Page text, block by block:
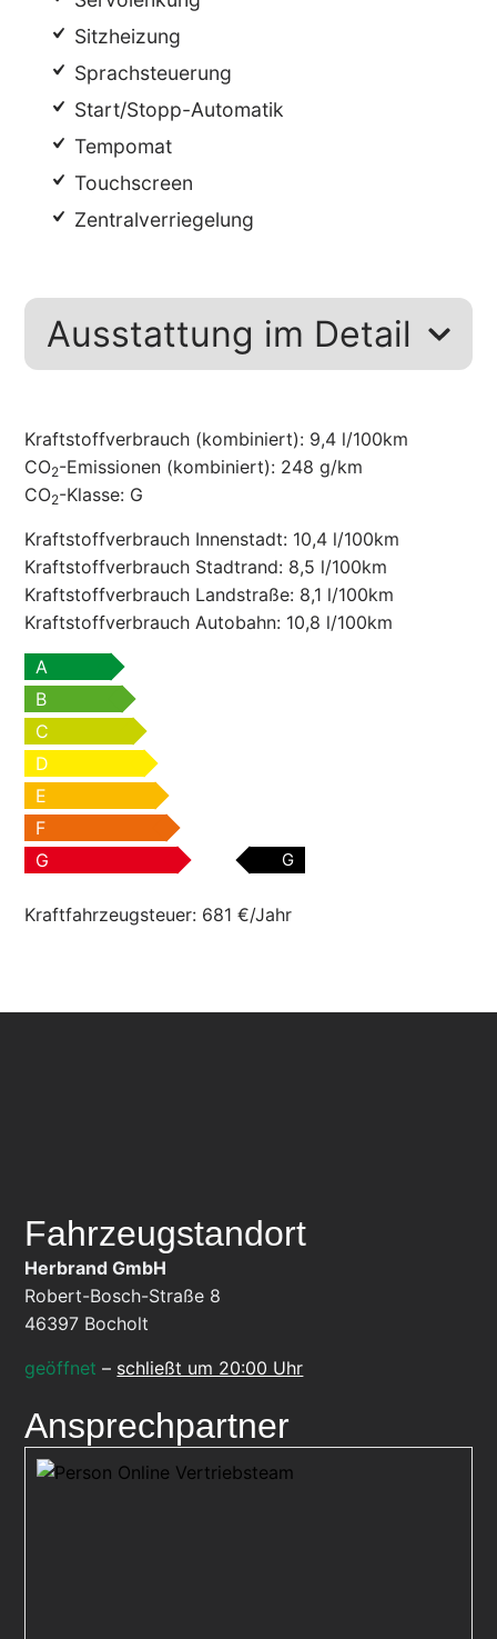
Sitzheizung
Sprachsteuerung
Start/Stopp-Automatik
Tempomat
Touchscreen
Zentralverriegelung
Ausstattung im Detail
Kraftstoffverbrauch (kombiniert): 9,4 l/100km
CO2-Emissionen (kombiniert): 248 g/km
CO2-Klasse: G
Kraftstoffverbrauch Innenstadt: 10,4 l/100km
Kraftstoffverbrauch Stadtrand: 8,5 l/100km
Kraftstoffverbrauch Landstraße: 8,1 l/100km
Kraftstoffverbrauch Autobahn: 10,8 l/100km
A
B
C
D
E
F
G
G
Kraftfahrzeugsteuer: 681 €/Jahr
Fahrzeugstandort
Herbrand GmbH
Robert-Bosch-Straße 8
46397 Bocholt
geöffnet – schließt um 20:00 Uhr
Ansprechpartner